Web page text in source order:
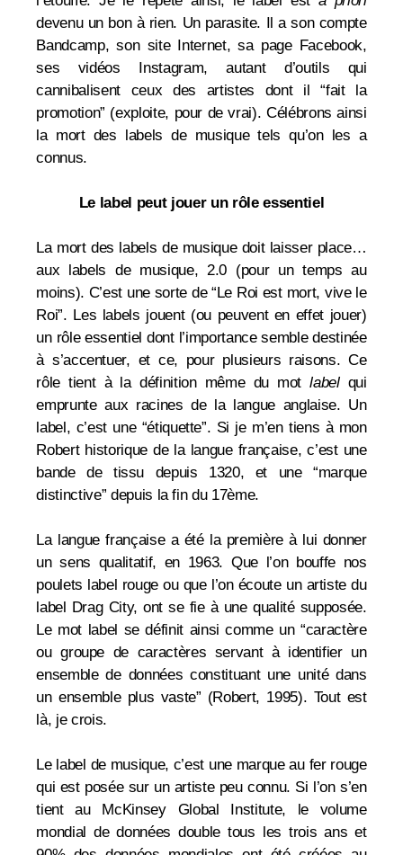
devenu un bon à rien. Un parasite. Il a son compte
Bandcamp, son site Internet, sa page Facebook,
ses vidéos Instagram, autant d’outils qui
cannibalisent ceux des artistes dont il “fait la
promotion” (exploite, pour de vrai). Célébrons ainsi
la mort des labels de musique tels qu’on les a
connus.
Le label peut jouer un rôle essentiel
La mort des labels de musique doit laisser place…
aux labels de musique, 2.0 (pour un temps au
moins). C’est une sorte de “Le Roi est mort, vive le
Roi”. Les labels jouent (ou peuvent en effet jouer)
un rôle essentiel dont l’importance semble destinée
à s’accentuer, et ce, pour plusieurs raisons. Ce
rôle tient à la définition même du motlabelqui
emprunte aux racines de la langue anglaise. Un
label, c’est une “étiquette”. Si je m’en tiens à mon
Robert historique de la langue française, c’est une
bande de tissu depuis 1320, et une “marque
distinctive” depuis la fin du 17ème.
La langue française a été la première à lui donner
un sens qualitatif, en 1963. Que l’on bouffe nos
poulets label rouge ou que l’on écoute un artiste du
label Drag City, ont se fie à une qualité supposée.
Le mot label se définit ainsi comme un “caractère
ou groupe de caractères servant à identifier un
ensemble de données constituant une unité dans
un ensemble plus vaste” (Robert, 1995). Tout est
là, je crois.
Le label de musique, c’est une marque au fer rouge
qui est posée sur un artiste peu connu. Si l’on s’en
tient au McKinsey Global Institute, le volume
mondial de données double tous les trois ans et